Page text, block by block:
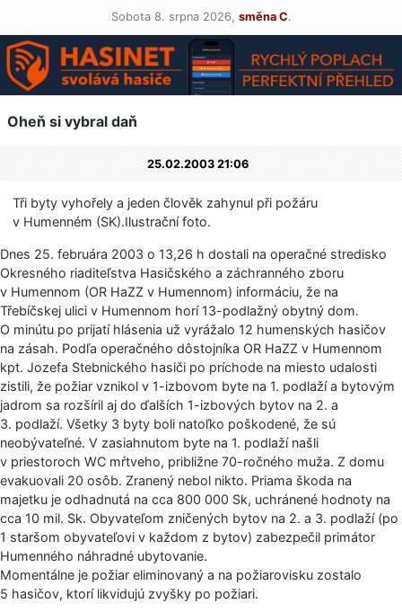
Sobota 8. srpna 2026, směna C.
Oheň si vybral daň
25.02.2003 21:06
Tři byty vyhořely a jeden člověk zahynul při požáru
v Humenném (SK).Ilustrač­ní foto.
Dnes 25. februára 2003 o 13,26 h dostali na operačné stredisko
Okresného riaditeľstva Hasičského a záchranného zboru
v Humennom (OR HaZZ v Humennom) informáciu, že na
Třebíčskej ulici v Humennom horí 13-podlažný obytný dom.
O minútu po prijatí hlásenia už vyrážalo 12 humenských hasičov
na zásah. Podľa operačného dôstojníka OR HaZZ v Humennom
kpt. Jozefa Stebnického hasiči po príchode na miesto udalosti
zistili, že požiar vznikol v 1-izbovom byte na 1. podlaží a bytovým
jadrom sa rozšíril aj do ďalších 1-izbových bytov na 2. a
3. podlaží. Všetky 3 byty boli natoľko poškodené, že sú
neobývateľné. V zasiahnutom byte na 1. podlaží našli
v priestoroch WC mŕtveho, približne 70-ročného muža. Z domu
evakuovali 20 osôb. Zranený nebol nikto. Priama škoda na
majetku je odhadnutá na cca 800 000 Sk, uchránené hodnoty na
cca 10 mil. Sk. Obyvateľom zničených bytov na 2. a 3. podlaží (po
1 staršom obyvateľovi v každom z bytov) zabezpečil primátor
Humenného náhradné ubytovanie.
Momentálne je požiar eliminovaný a na požiarovisku zostalo
5 hasičov, ktorí likvidujú zvyšky po požiari.